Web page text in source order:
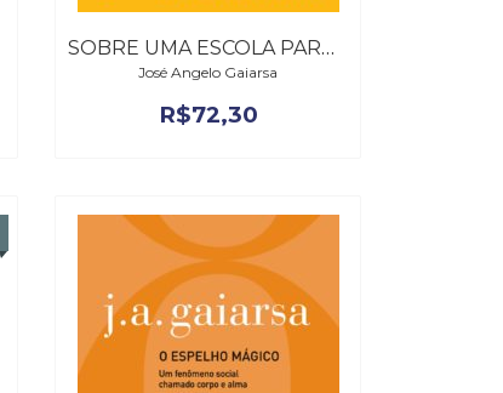
SOBRE UMA ESCOLA PARA O NOVO HOMEM
José Angelo Gaiarsa
R$72,30